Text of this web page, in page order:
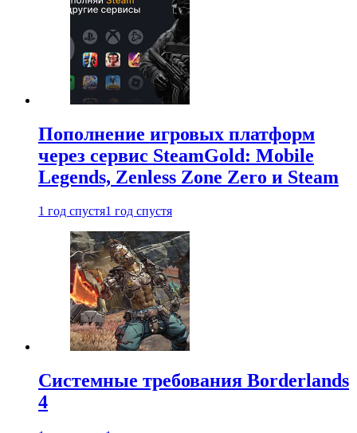
Пополнение игровых платформ
через сервис SteamGold: Mobile
Legends, Zenless Zone Zero и Steam
1 год спустя1 год спустя
Системные требования Borderlands
4